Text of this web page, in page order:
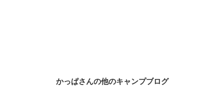
かっぱさんの他のキャンプブログ